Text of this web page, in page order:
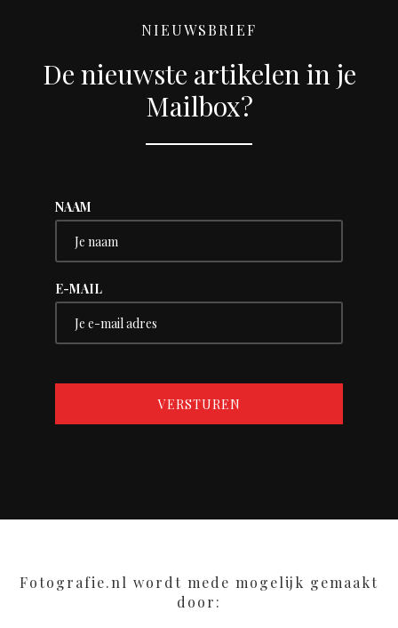
NIEUWSBRIEF
De nieuwste artikelen in je
Mailbox?
NAAM
E-MAIL
Fotografie.nl wordt mede mogelijk gemaakt
door: